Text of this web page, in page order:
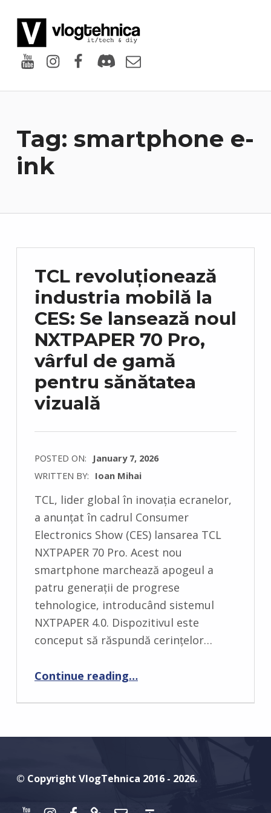
YoutubeInstagram
Facebook
DiscordEmail
Tag: smartphone e-
ink
TCL revoluționează
industria mobilă la
CES: Se lansează noul
NXTPAPER 70 Pro,
vârful de gamă
pentru sănătatea
vizuală
POSTED ON:
January 7, 2026
WRITTEN BY: Ioan Mihai
C
M
M
T
S
TCL, lider global în inovația ecranelor,
a anunțat în cadrul Consumer
Electronics Show (CES) lansarea TCL
NXTPAPER 70 Pro. Acest nou
smartphone marchează apogeul a
patru generații de progrese
tehnologice, introducând sistemul
NXTPAPER 4.0. Dispozitivul este
conceput să răspundă cerințelor…
Continue reading“TCL revoluționează industria mobilă la CES: Se lansează noul NXTPAPER 70 Pro, vârful de gamă pentru sănătatea vizuală”
…
© Copyright VlogTehnica 2016 - 2026.
YoutubeInstagram
Facebook
Discord